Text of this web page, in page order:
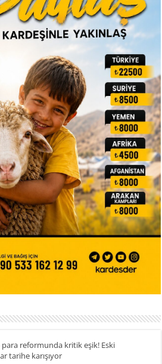
para reformunda kritik eşik! Eski
tarihe karışıyor